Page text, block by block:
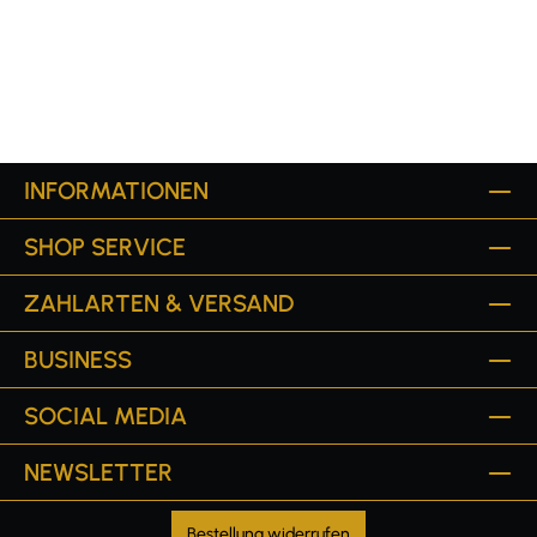
INFORMATIONEN
SHOP SERVICE
ZAHLARTEN & VERSAND
BUSINESS
SOCIAL MEDIA
NEWSLETTER